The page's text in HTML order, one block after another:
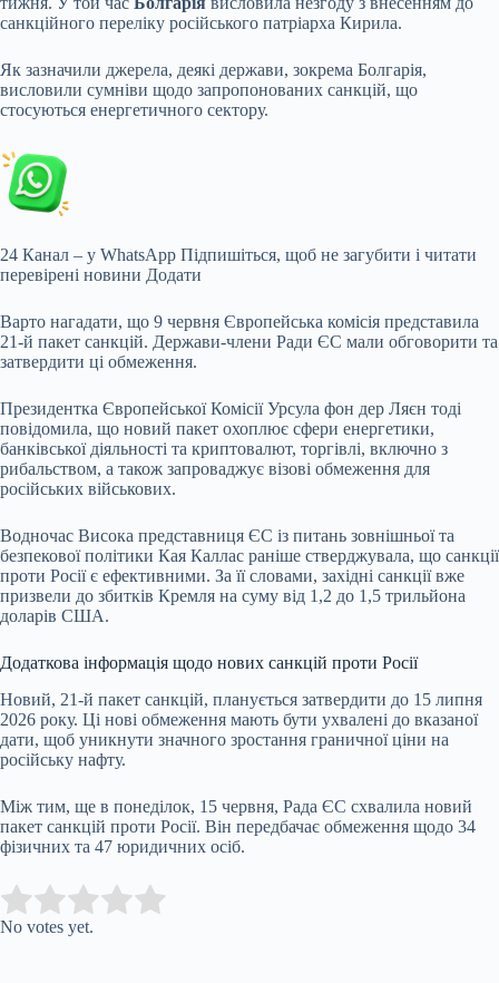
санкційного переліку російського патріарха Кирила.
Як зазначили джерела, деякі держави, зокрема Болгарія,
висловили сумніви щодо запропонованих санкцій, що
стосуються енергетичного сектору.
24 Канал – у WhatsApp Підпишіться, щоб не загубити і читати
перевірені новини Додати
Варто нагадати, що 9 червня Європейська комісія представила
21-й пакет санкцій. Держави-члени Ради ЄС мали обговорити та
затвердити ці обмеження.
Президентка Європейської Комісії Урсула фон дер Ляєн тоді
повідомила, що новий пакет охоплює сфери енергетики,
банківської діяльності та криптовалют, торгівлі, включно з
рибальством, а також запроваджує візові обмеження для
російських військових.
Водночас Висока представниця ЄС із питань зовнішньої та
безпекової політики Кая Каллас раніше стверджувала, що санкції
проти Росії є ефективними. За її словами, західні санкції вже
призвели до збитків Кремля на суму від 1,2 до 1,5 трильйона
доларів США.
Додаткова інформація щодо нових санкцій проти Росії
Новий, 21-й пакет санкцій, планується затвердити до 15 липня
2026 року. Ці нові обмеження мають бути ухвалені до вказаної
дати, щоб уникнути значного зростання граничної ціни на
російську нафту.
Між тим, ще в понеділок, 15 червня, Рада ЄС схвалила новий
пакет санкцій проти Росії. Він передбачає обмеження щодо 34
фізичних та 47 юридичних осіб.
Rate this item:
No votes yet.